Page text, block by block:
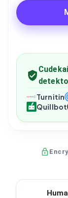
Turnitin
Quillbot